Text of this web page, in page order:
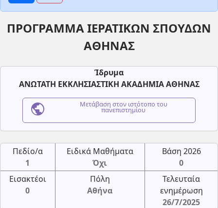
ΠΡΟΓΡΑΜΜΑ ΙΕΡΑΤΙΚΩΝ ΣΠΟΥΔΩΝ
ΑΘΗΝΑΣ
Ίδρυμα
ΑΝΩΤΑΤΗ ΕΚΚΛΗΣΙΑΣΤΙΚΗ ΑΚΑΔΗΜΙΑ ΑΘΗΝΑΣ
public Μετάβαση στον ιστότοπο του
πανεπιστημίου
Πεδίο/α
1
Ειδικά Μαθήματα
Όχι
Βάση 2026
0
Εισακτέοι
0
Πόλη
Αθήνα
Τελευταία
ενημέρωση
26/7/2025